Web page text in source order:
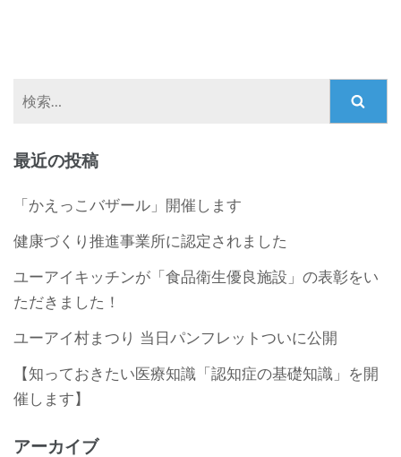
最近の投稿
「かえっこバザール」開催します
健康づくり推進事業所に認定されました
ユーアイキッチンが「食品衛生優良施設」の表彰をい
ただきました！
ユーアイ村まつり 当日パンフレットついに公開
【知っておきたい医療知識「認知症の基礎知識」を開
催します】
アーカイブ